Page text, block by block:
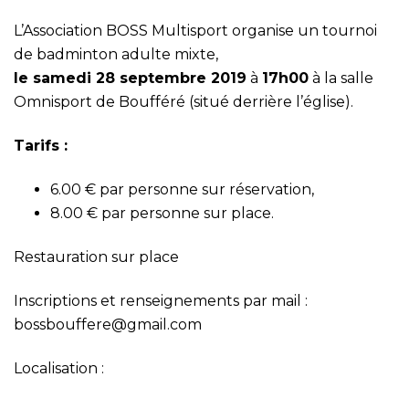
L’Association BOSS Multisport organise un tournoi
de badminton adulte mixte,
le samedi 28 septembre 2019 à 17h00 à la salle
Omnisport de Boufféré (situé derrière l’église).
Tarifs :
6.00 € par personne sur réservation,
8.00 € par personne sur place.
Restauration sur place
Inscriptions et renseignements par mail :
bossbouffere@gmail.com
Localisation :